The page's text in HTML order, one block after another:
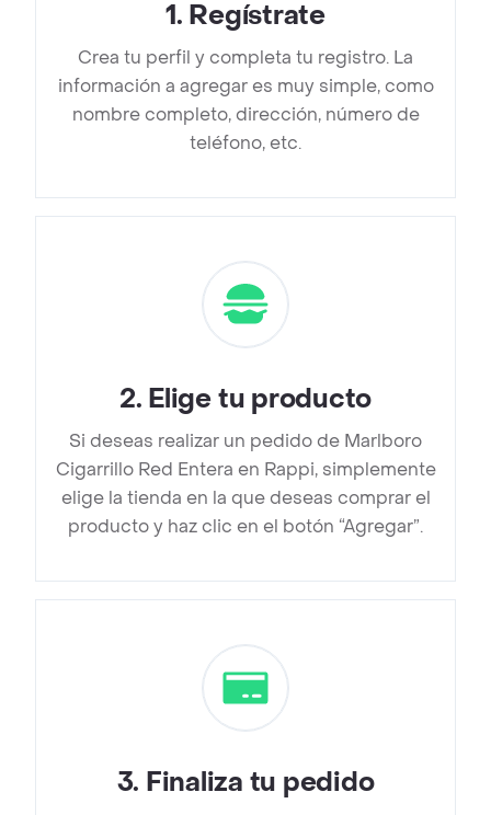
1. Regístrate
Crea tu perfil y completa tu registro. La
información a agregar es muy simple, como
nombre completo, dirección, número de
teléfono, etc.
2. Elige tu producto
Si deseas realizar un pedido de Marlboro
Cigarrillo Red Entera en Rappi, simplemente
elige la tienda en la que deseas comprar el
producto y haz clic en el botón “Agregar”.
3. Finaliza tu pedido